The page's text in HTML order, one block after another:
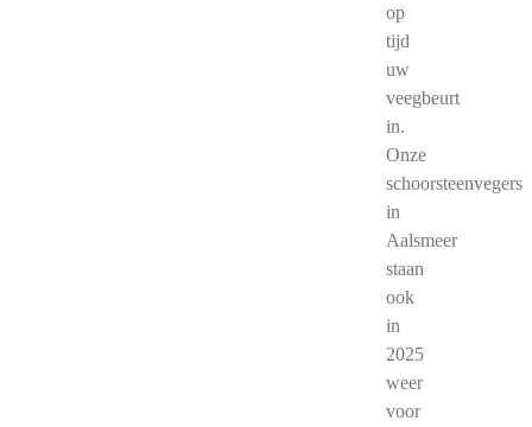
op
tijd
uw
veegbeurt
in.
Onze
schoorsteenvegers
in
Aalsmeer
staan
ook
in
2025
weer
voor